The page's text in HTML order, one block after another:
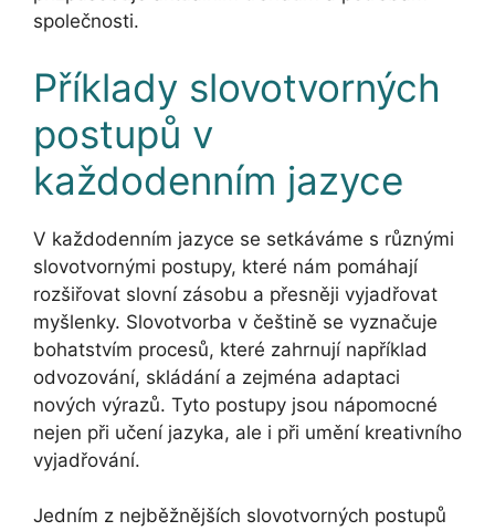
společnosti.
Příklady slovotvorných
postupů v
každodenním jazyce
V každodenním jazyce se setkáváme s různými
slovotvornými postupy, které nám pomáhají
rozšiřovat slovní zásobu a přesněji vyjadřovat
myšlenky. Slovotvorba v češtině se vyznačuje
bohatstvím procesů, které zahrnují například
odvozování, skládání a zejména adaptaci
nových výrazů. Tyto postupy jsou nápomocné
nejen při učení jazyka, ale i při umění kreativního
vyjadřování.
Jedním z nejběžnějších slovotvorných postupů